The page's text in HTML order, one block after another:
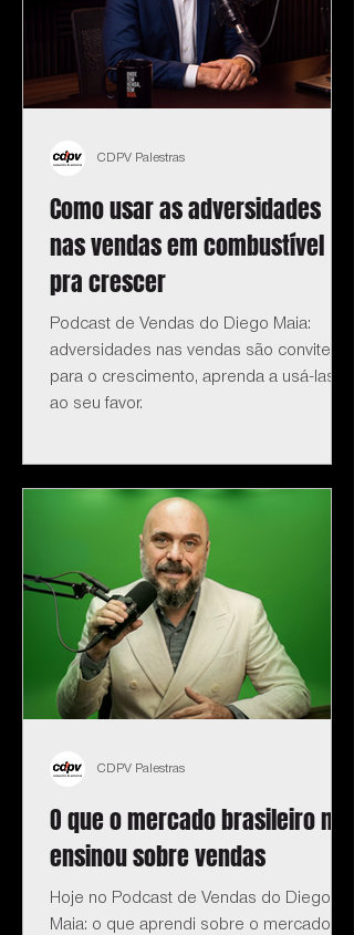
Como usar as adversidades
nas vendas em combustível
pra crescer
Podcast de Vendas do Diego Maia:
adversidades nas vendas são convite
para o crescimento, aprenda a usá-las
ao seu favor.
CDPV Palestras
O que o mercado brasileiro me
ensinou sobre vendas
Hoje no Podcast de Vendas do Diego
Maia: o que aprendi sobre o mercado
CDPV Palestras